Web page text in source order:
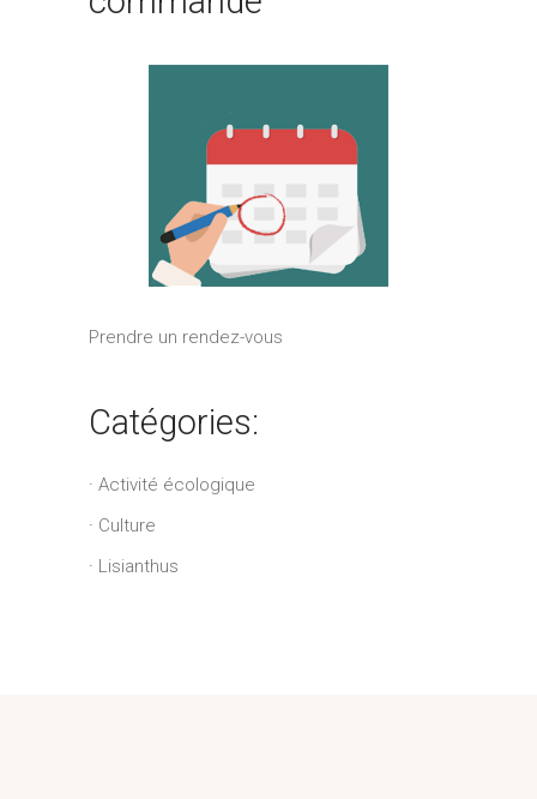
Prendre un rendez-vous
Catégories:
Activité écologique
Culture
Lisianthus